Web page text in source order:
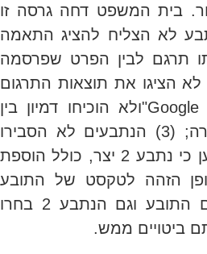
בית המשפט דחה גרסה זו
(1) הנתבע לא הצליח להציג התאמה
תרגם לבין הפרט שפרסמה
לא הציגו את תוצאות התרגום
של תוכנת "Google Translate"ולא הוכיחו דמיון בין
תוצאות אלו לבין היצירה; (3) הנתבעים לא הסבירו
איך זה שהתרגום שנטען כי נתבע 2 יצר, כולל הוספת
הזהה לטקסט של התובע
וכיצד באופן "מקרי" גם התובע וגם הנתבע 2 בחרו
ביטויים ממש.